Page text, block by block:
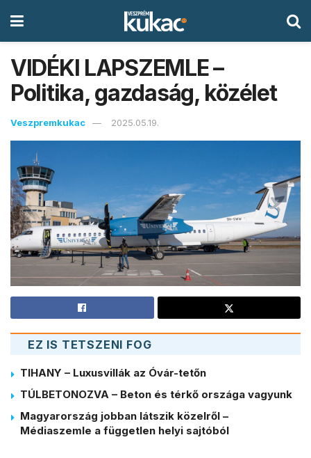
VIDÉKI LAPSZEMLE –
Politika, gazdaság, közélet
Veszpremkukac 2025.05.19.
EZ IS TETSZENI FOG
TIHANY – Luxusvillák az Óvár-tetőn
TÚLBETONOZVA – Beton és térkő országa vagyunk
Magyarország jobban látszik közelről –
Médiaszemle a független helyi sajtóból